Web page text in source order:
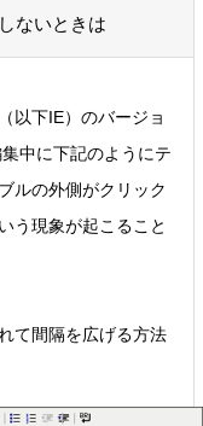
ないときは
以下IE）のバージョ
中に下記のようにテ
ルの外側がクリック
う現象が起こること
て間隔を広げる方法